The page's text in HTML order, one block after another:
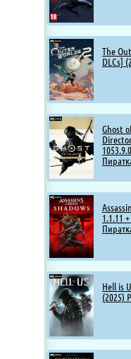
The
DLCs]
Ghost
1.1.11
Hell is
(2025)